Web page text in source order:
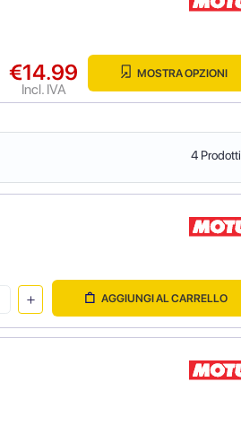
€14.99
Incl. IVA
MOSTRA OPZIONI
4 Prodotti
AGGIUNGI AL CARRELLO